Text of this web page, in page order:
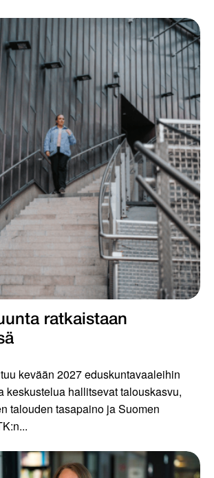
ratkaistaan
kevään 2027 eduskuntavaaleihin
keskustelua hallitsevat talouskasvu,
talouden tasapaino ja Suomen